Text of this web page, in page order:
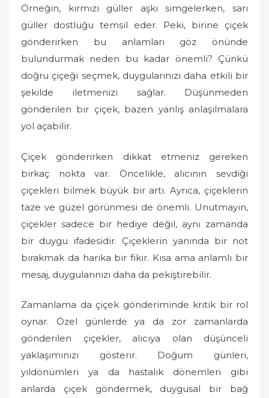
Örneğin, kırmızı güller aşkı simgelerken, sarı
güller dostluğu temsil eder. Peki, birine çiçek
gönderirken bu anlamları göz önünde
bulundurmak neden bu kadar önemli? Çünkü
doğru çiçeği seçmek, duygularınızı daha etkili bir
şekilde iletmenizi sağlar. Düşünmeden
gönderilen bir çiçek, bazen yanlış anlaşılmalara
yol açabilir.
Çiçek gönderirken dikkat etmeniz gereken
birkaç nokta var. Öncelikle, alıcının sevdiği
çiçekleri bilmek büyük bir artı. Ayrıca, çiçeklerin
taze ve güzel görünmesi de önemli. Unutmayın,
çiçekler sadece bir hediye değil, aynı zamanda
bir duygu ifadesidir. Çiçeklerin yanında bir not
bırakmak da harika bir fikir. Kısa ama anlamlı bir
mesaj, duygularınızı daha da pekiştirebilir.
Zamanlama da çiçek gönderiminde kritik bir rol
oynar. Özel günlerde ya da zor zamanlarda
gönderilen çiçekler, alıcıya olan düşünceli
yaklaşımınızı gösterir. Doğum günleri,
yıldönümleri ya da hastalık dönemleri gibi
anlarda çiçek göndermek, duygusal bir bağ